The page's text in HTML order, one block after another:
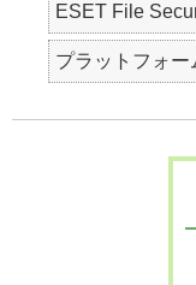
ESET File
プラットフォー